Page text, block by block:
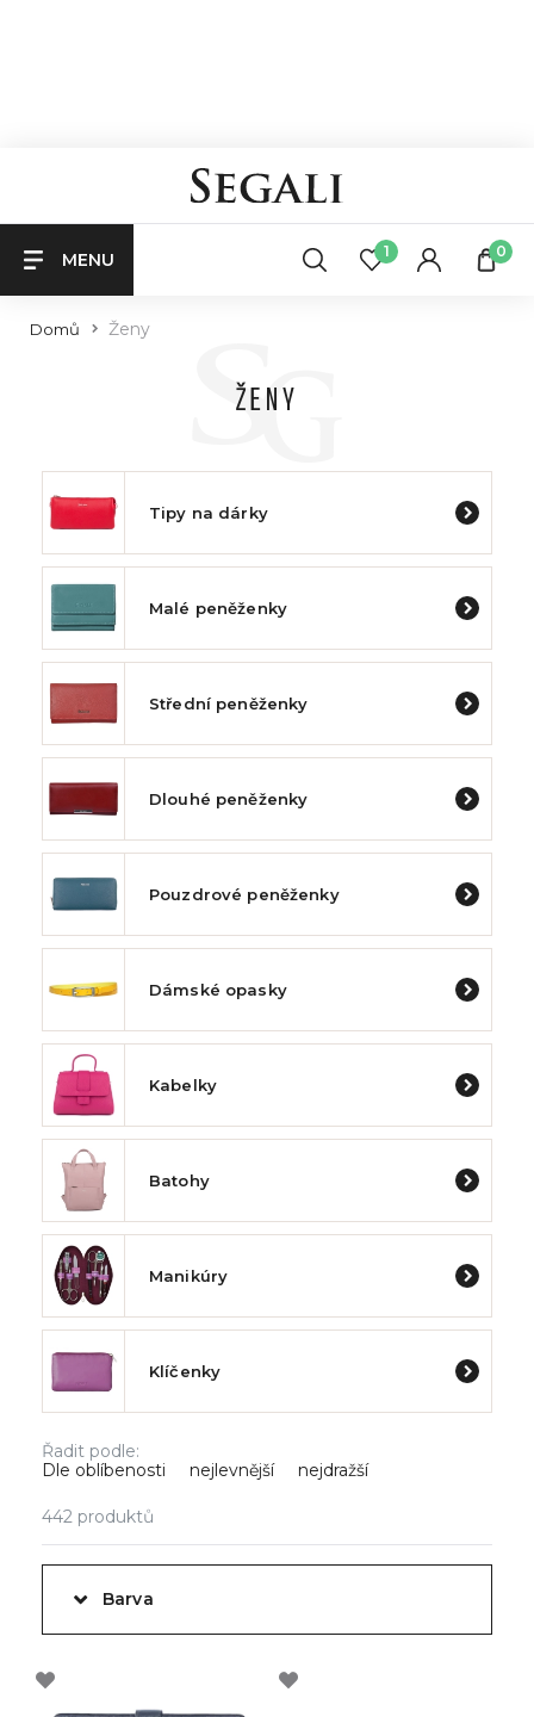
MENU 1 0
Domů Ženy
ŽENY
Tipy na dárky
Malé peněženky
Střední peněženky
Dlouhé peněženky
Pouzdrové peněženky
Dámské opasky
Kabelky
Batohy
Manikúry
Klíčenky
Řadit podle:
Dle oblíbenosti
nejlevnější nejdražší
442 produktů
Barva